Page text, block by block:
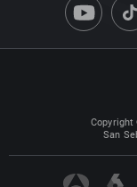
Copyright
San